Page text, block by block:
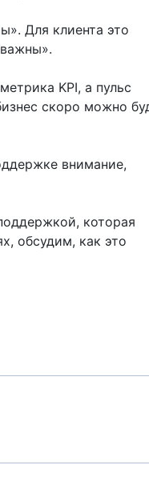
Для клиента это
KPI, а пульс
скоро можно
внимание,
которая
обсудим, как это